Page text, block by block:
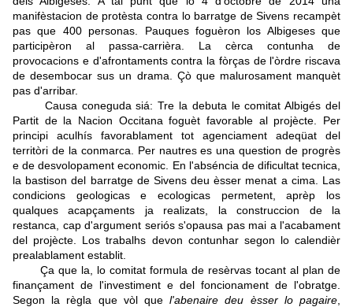
manifèstacion de protèsta contra lo barratge de Sivens recampèt
pas que 400 personas. Pauques foguèron los Albigeses que
participèron al passa-carrièra. La cèrca contunha de
provocacions e d'afrontaments contra la fòrças de l'òrdre riscava
de desembocar sus un drama. Çò que malurosament manquèt
pas d'arribar.
Causa coneguda siá: Tre la debuta le comitat Albigés del
Partit de la Nacion Occitana foguèt favorable al projècte. Per
principi aculhís favorablament tot agenciament adeqüat del
territòri de la conmarca. Per nautres es una question de progrès
e de desvolopament economic. En l'abséncia de dificultat tecnica,
la bastison del barratge de Sivens deu èsser menat a cima. Las
condicions geologicas e ecologicas permetent, aprèp los
qualques acapçaments ja realizats, la construccion de la
restanca, cap d'argument seriós s'opausa pas mai a l'acabament
del projècte. Los trabalhs devon contunhar segon lo calendièr
prealablament establit.
Ça que la, lo comitat formula de resèrvas tocant al plan de
finançament de l'investiment e del foncionament de l'obratge.
Segon la règla que vòl quel'abenaire deu èsser lo pagaire